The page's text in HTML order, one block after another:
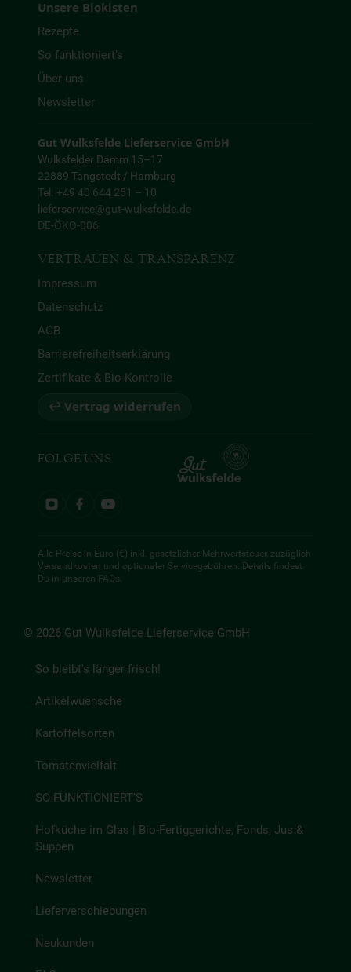
Unsere Biokisten
Rezepte
So funktioniert’s
Über uns
Newsletter
Gut Wulksfelde Lieferservice GmbH
Wulksfelder Damm 15–17
22889 Tangstedt / Hamburg
Tel. +49 40 644 251 – 10
lieferservice@gut-wulksfelde.de
DE-ÖKO-006
VERTRAUEN & TRANSPARENZ
Impressum
Datenschutz
AGB
Barrierefreiheitserklärung
Zertifikate & Bio-Kontrolle
↩ Vertrag widerrufen
FOLGE UNS
Alle Preise in Euro (€) inkl. gesetzlicher Mehrwertsteuer, zuzüglich
Versandkosten und optionaler Servicegebühren. Details findest
Du in unseren FAQs
© 2026 Gut Wulksfelde Lieferservice GmbH
So bleibt's länger frisch!
Artikelwuensche
Kartoffelsorten
Tomatenvielfalt
SO FUNKTIONIERT'S
Hofküche im Glas | Bio-Fertiggerichte, Fonds, Jus &
Suppen
Newsletter
Lieferverschiebungen
Neukunden